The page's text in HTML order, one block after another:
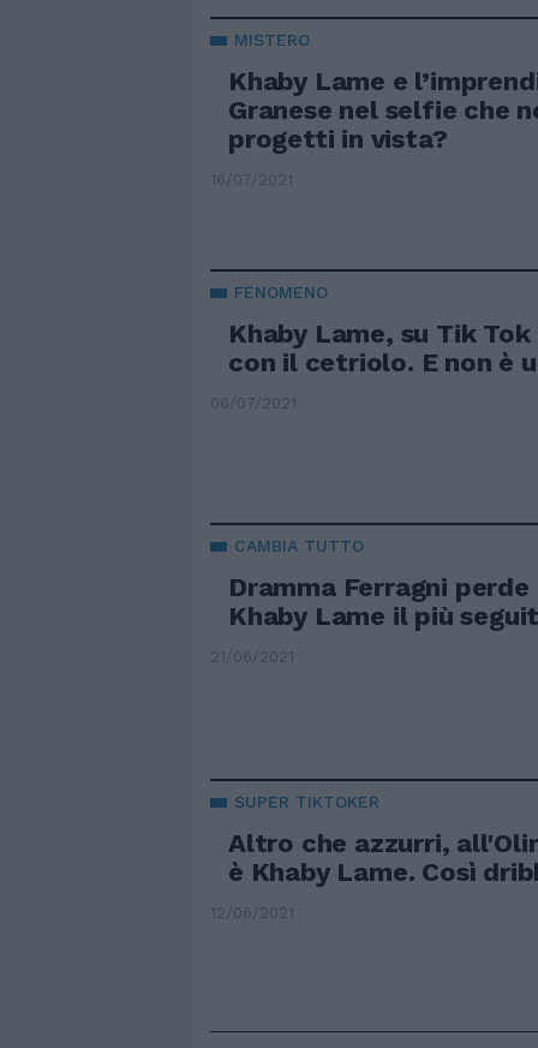
MISTERO
Khaby Lame e
Granese nel selfie che
progetti in vista?
16/07/2021
FENOMENO
Khaby Lame, su Tik
con il cetriolo. E non è
06/07/2021
CAMBIA TUTTO
Dramma Ferragni
Khaby Lame il più
21/06/2021
SUPER TIKTOKER
Altro che azzurri,
è Khaby Lame. Così
12/06/2021